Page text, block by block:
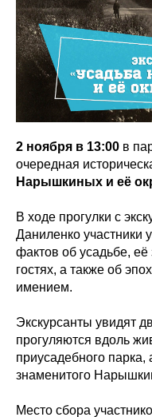
2 ноября в 13:00 в
очередная
Нарышкиных и её
В ходе прогулки с
Даниленко участники
фактов об усадьбе,
гостях, а также об
имением.
Экскурсанты увидят
прогуляются вдоль
приусадебного
знаменитого
Место сбора